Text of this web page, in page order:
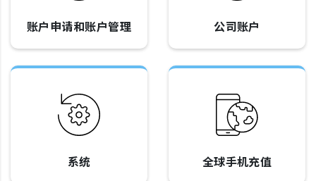
账户申请和账户管理 公司账户
系统 全球手机充值